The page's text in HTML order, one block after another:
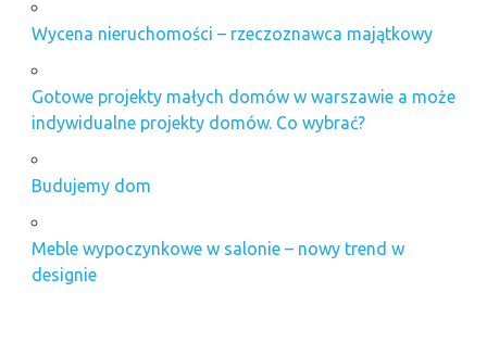
Wycena nieruchomości – rzeczoznawca majątkowy
Gotowe projekty małych domów w warszawie a może
indywidualne projekty domów. Co wybrać?
Budujemy dom
Meble wypoczynkowe w salonie – nowy trend w
designie